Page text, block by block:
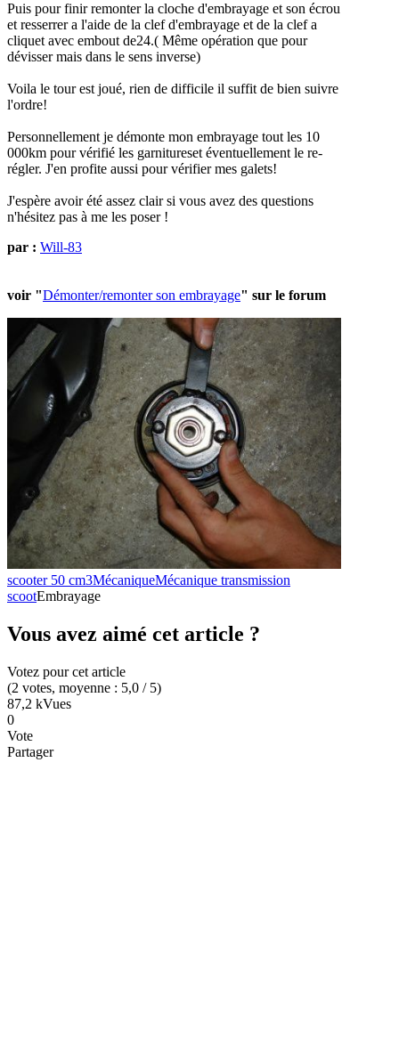
Puis pour finir remonter la cloche d'embrayage et son écrou
et resserrer a l'aide de la clef d'embrayage et de la clef a
cliquet avec embout de24.( Même opération que pour
dévisser mais dans le sens inverse)
Voila le tour est joué, rien de difficile il suffit de bien suivre
l'ordre!
Personnellement je démonte mon embrayage tout les 10
000km pour vérifié les garnitureset éventuellement le re-
régler. J'en profite aussi pour vérifier mes galets!
J'espère avoir été assez clair si vous avez des questions
n'hésitez pas à me les poser !
par : Will-83
voir "Démonter/remonter son embrayage" sur le forum
scooter 50 cm3MécaniqueMécanique transmission
scootEmbrayage
Vous avez aimé cet article ?
Votez pour cet article
(2 votes, moyenne : 5,0 / 5)
87,2 kVues
0
Vote
Partager